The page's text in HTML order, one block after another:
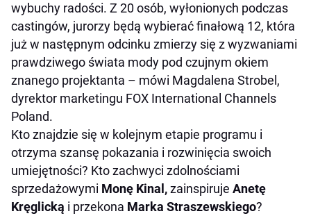
wybuchy radości. Z 20 osób, wyłonionych podczas
castingów, jurorzy będą wybierać finałową 12, która
już w następnym odcinku zmierzy się z wyzwaniami
prawdziwego świata mody pod czujnym okiem
znanego projektanta – mówi Magdalena Strobel,
dyrektor marketingu FOX International Channels
Poland.
Kto znajdzie się w kolejnym etapie programu i
otrzyma szansę pokazania i rozwinięcia swoich
umiejętności? Kto zachwyci zdolnościami
sprzedażowymi Monę Kinal,zainspiruje Anetę
Kręglicką i przekona Marka Straszewskiego?